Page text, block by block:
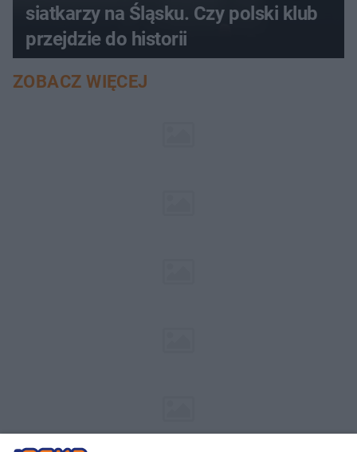
siatkarzy na Śląsku. Czy polski klub
przejdzie do historii
ZOBACZ WIĘCEJ